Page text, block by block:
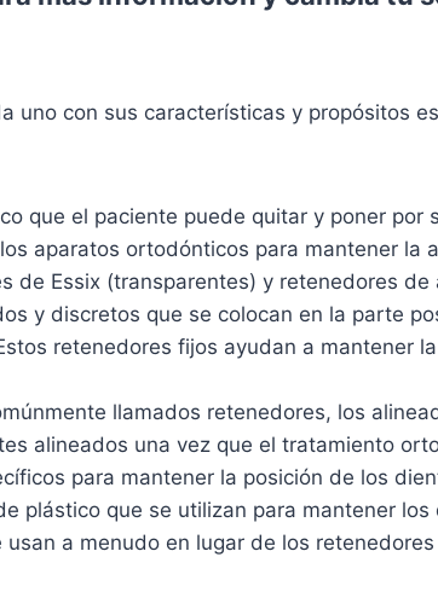
con sus características y propósitos
que el paciente puede quitar y poner por
aparatos ortodónticos para mantener la
de Essix (transparentes) y retenedores de
y discretos que se colocan en la parte
retenedores fijos ayudan a mantener
llamados retenedores, los
alineados una vez que el tratamiento
para mantener la posición de los
plástico que se utilizan para mantener
a menudo en lugar de los